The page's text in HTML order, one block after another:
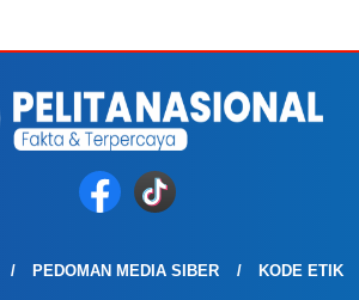
PEDOMAN MEDIA SIBER KODE ETIK